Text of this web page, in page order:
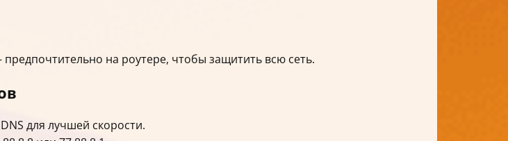
на роутере, чтобы защитить всю сеть.
для лучшей скорости.